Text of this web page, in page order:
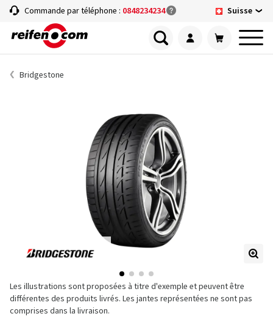
Commande par téléphone : 0848234234 Suisse
Bridgestone
Les illustrations sont proposées à titre d'exemple et peuvent être
différentes des produits livrés. Les jantes représentées ne sont pas
comprises dans la livraison.